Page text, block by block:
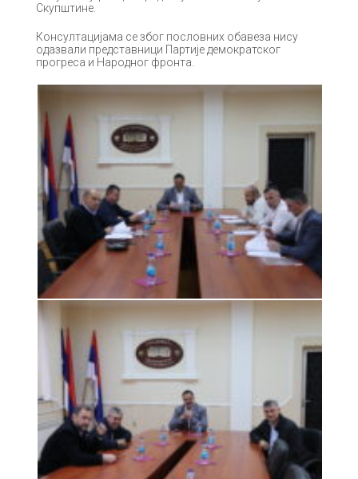
Скупштине.
Консултацијама се због пословних обавеза нису
одазвали представници Партије демократског
прогреса и Народног фронта.